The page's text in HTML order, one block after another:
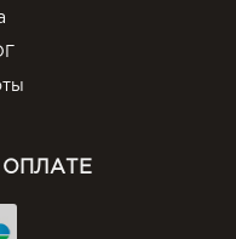
ОПЛАТЕ